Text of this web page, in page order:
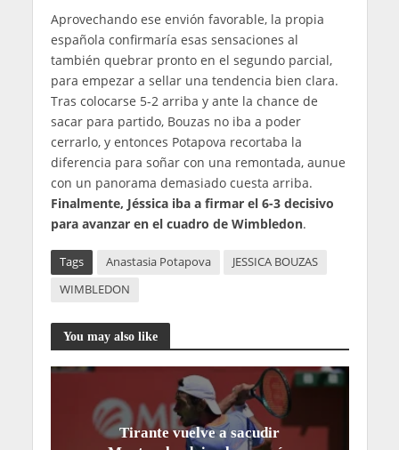
Aprovechando ese envión favorable, la propia
española confirmaría esas sensaciones al
también quebrar pronto en el segundo parcial,
para empezar a sellar una tendencia bien clara.
Tras colocarse 5-2 arriba y ante la chance de
sacar para partido, Bouzas no iba a poder
cerrarlo, y entonces Potapova recortaba la
diferencia para soñar con una remontada, aunue
con un panorama demasiado cuesta arriba.
Finalmente, Jéssica iba a firmar el 6-3 decisivo
para avanzar en el cuadro de Wimbledon.
Tags Anastasia Potapova
JESSICA BOUZAS
WIMBLEDON
You may also like
Tirante vuelve a sacudir